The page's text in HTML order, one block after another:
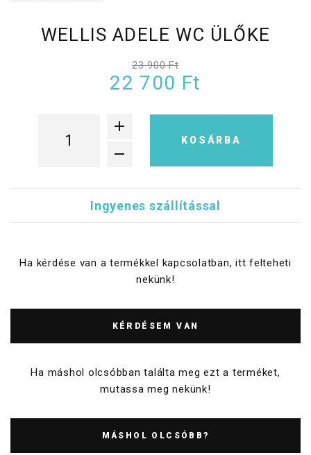
WELLIS ADELE WC ÜLŐKE
23 900 Ft
22 700 Ft
KOSÁRBA
Ingyenes szállítással
Ha kérdése van a termékkel kapcsolatban, itt felteheti
nekünk!
KÉRDÉSEM VAN
Ha máshol olcsóbban találta meg ezt a terméket,
mutassa meg nekünk!
MÁSHOL OLCSÓBB?